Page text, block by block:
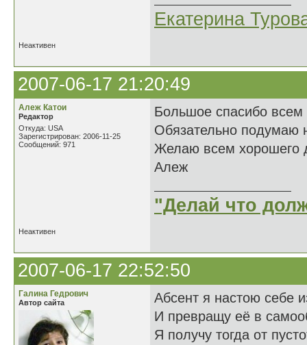
Екатерина
Неактивен
2007-06-17 21:20:49
Алеж Катои
Редактор
Откуда: USA
Зарегистрирован: 2006-11-25
Сообщений: 971
Большое спасибо всем
Обязательно подумаю
Желаю всем хорошего
Алеж
"Делай что
Неактивен
2007-06-17 22:52:50
Галина Гедрович
Автор сайта
Абсент я настою себе
И превращу её в
Я получу тогда от